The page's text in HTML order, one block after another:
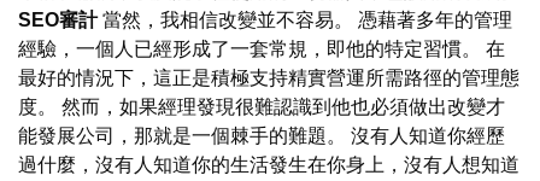
SEO審計當然，我相信改變並不容易。 憑藉著多年的管理
經驗，一個人已經形成了一套常規，即他的特定習慣。 在
最好的情況下，這正是積極支持精實營運所需路徑的管理態
度。 然而，如果經理發現很難認識到他也必須做出改變才
能發展公司，那就是一個棘手的難題。 沒有人知道你經歷
過什麼，沒有人知道你的生活發生在你身上，沒有人想知道